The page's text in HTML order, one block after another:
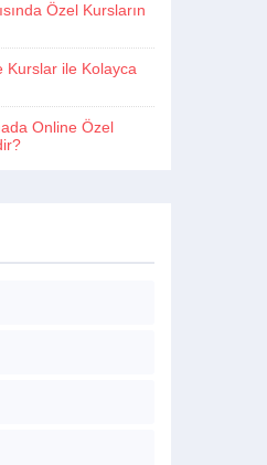
Özel Kursların
Kurslar ile Kolayca
Online Özel